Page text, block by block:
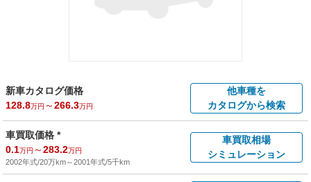
新車カタログ価格
128.8万円 ～266.3万円
他車種を
カタログから検索
車買取価格 *
0.1万円 ～283.2万円
2002年式/20万km～2001年式/5千km
車買取相場
シミュレーション